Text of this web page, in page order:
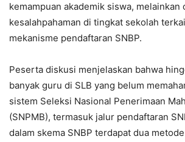
kemampuan akademik siswa, melainkan
kesalahpahaman di tingkat sekolah
mekanisme pendaftaran SNBP.
Peserta diskusi menjelaskan bahwa
banyak guru di SLB yang belum
sistem Seleksi Nasional Penerimaan
(SNPMB), termasuk jalur pendaftaran
dalam skema SNBP terdapat dua